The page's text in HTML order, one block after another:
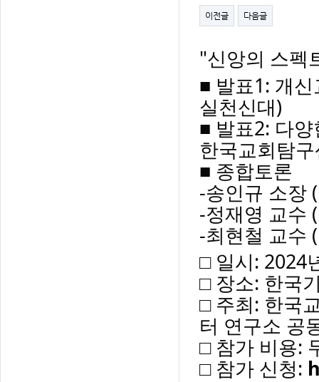
이전글 다음글
"신앙의 스펙
■ 발표1: 개
실천신대)
■ 발표2: 다
한국교회탐
■ 종합토론
-송인규 소장
-정재영 교수
-최현철 교수
□ 일시: 2024
□ 장소: 한국
□ 주최: 한국
터 연구소 공
□ 참가 비용:
□ 참가 신청: